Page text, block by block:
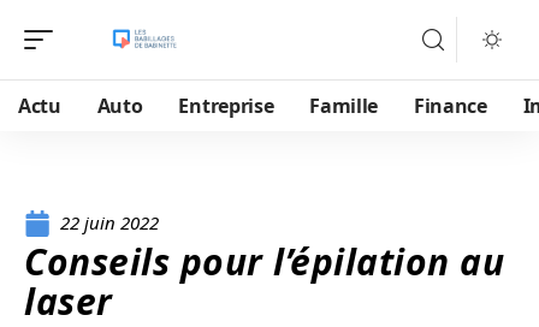
Actu Auto Entreprise Famille Finance
22 juin 2022
Conseils pour l’épilation au
laser